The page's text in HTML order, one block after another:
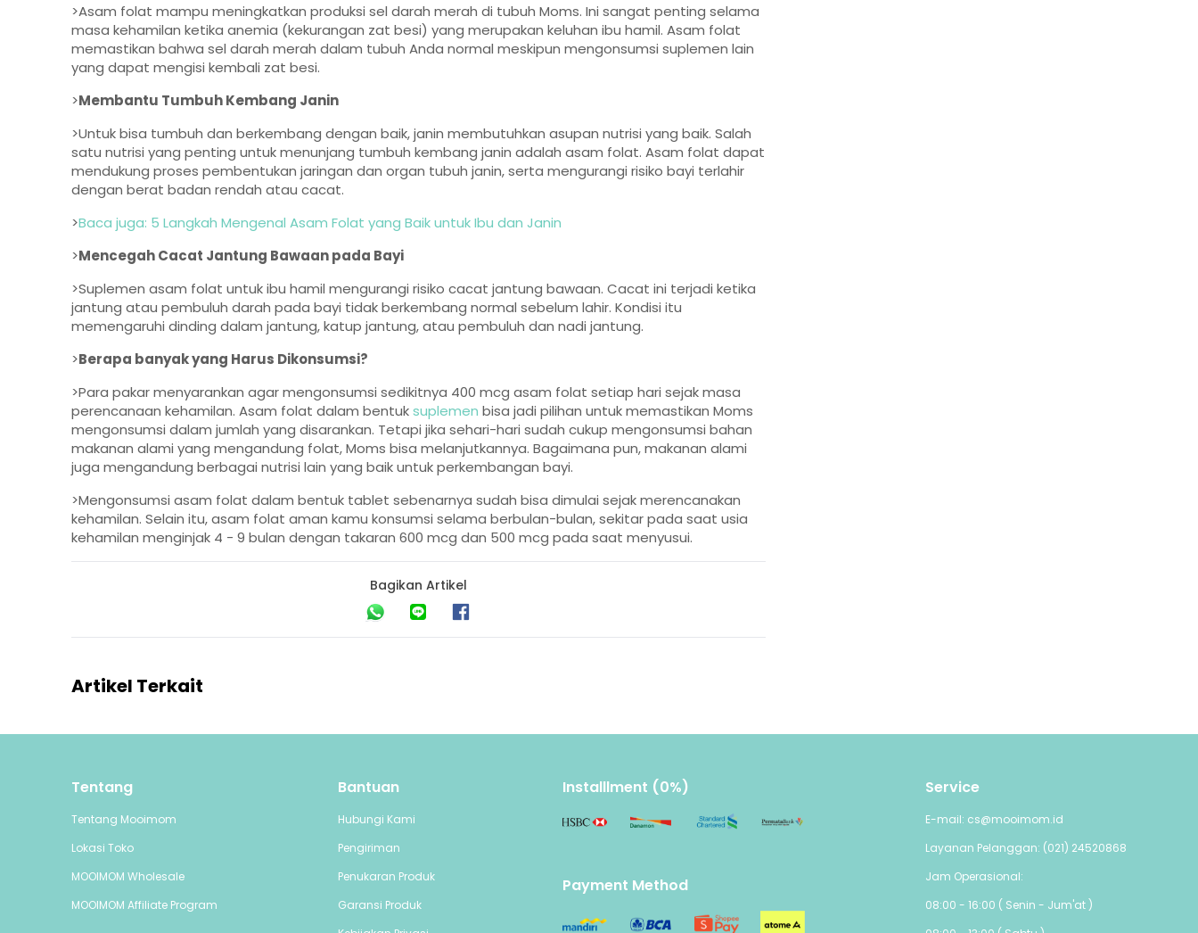
>Asam folat mampu meningkatkan produksi sel darah merah di tubuh Moms. Ini sangat penting selama
masa kehamilan ketika anemia (kekurangan zat besi) yang merupakan keluhan ibu hamil. Asam folat
memastikan bahwa sel darah merah dalam tubuh Anda normal meskipun mengonsumsi suplemen lain
yang dapat mengisi kembali zat besi.
>Membantu Tumbuh Kembang Janin
>Untuk bisa tumbuh dan berkembang dengan baik, janin membutuhkan asupan nutrisi yang baik. Salah
satu nutrisi yang penting untuk menunjang tumbuh kembang janin adalah asam folat. Asam folat dapat
mendukung proses pembentukan jaringan dan organ tubuh janin, serta mengurangi risiko bayi terlahir
dengan berat badan rendah atau cacat.
>Baca juga: 5 Langkah Mengenal Asam Folat yang Baik untuk Ibu dan Janin
>Mencegah Cacat Jantung Bawaan pada Bayi
>Suplemen asam folat untuk ibu hamil mengurangi risiko cacat jantung bawaan. Cacat ini terjadi ketika
jantung atau pembuluh darah pada bayi tidak berkembang normal sebelum lahir. Kondisi itu
memengaruhi dinding dalam jantung, katup jantung, atau pembuluh dan nadi jantung.
>Berapa banyak yang Harus Dikonsumsi?
>Para pakar menyarankan agar mengonsumsi sedikitnya 400 mcg asam folat setiap hari sejak masa
perencanaan kehamilan. Asam folat dalam bentuksuplemen bisa jadi pilihan untuk memastikan Moms
mengonsumsi dalam jumlah yang disarankan. Tetapi jika sehari-hari sudah cukup mengonsumsi bahan
makanan alami yang mengandung folat, Moms bisa melanjutkannya. Bagaimana pun, makanan alami
juga mengandung berbagai nutrisi lain yang baik untuk perkembangan bayi.
>Mengonsumsi asam folat dalam bentuk tablet sebenarnya sudah bisa dimulai sejak merencanakan
kehamilan. Selain itu, asam folat aman kamu konsumsi selama berbulan-bulan, sekitar pada saat usia
kehamilan menginjak 4 - 9 bulan dengan takaran 600 mcg dan 500 mcg pada saat menyusui.
Bagikan Artikel
Artikel Terkait
Tentang
Tentang Mooimom
Lokasi Toko
MOOIMOM Wholesale
MOOIMOM Affiliate Program
Bantuan
Hubungi Kami
Pengiriman
Penukaran Produk
Garansi Produk
Installlment (0%)
Payment Method
Service
E-mail: cs@mooimom.id
Layanan Pelanggan: (021) 24520868
Jam Operasional:
08:00 - 16:00 ( Senin - Jum'at )